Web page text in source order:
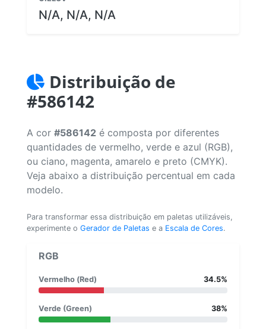
N/A, N/A, N/A
Distribuição de
#586142
A cor #586142 é composta por diferentes
quantidades de vermelho, verde e azul (RGB),
ou ciano, magenta, amarelo e preto (CMYK).
Veja abaixo a distribuição percentual em cada
modelo.
Para transformar essa distribuição em paletas utilizáveis,
experimente o Gerador de Paletas e a Escala de Cores.
RGB
Vermelho (Red) 34.5%
Verde (Green) 38%